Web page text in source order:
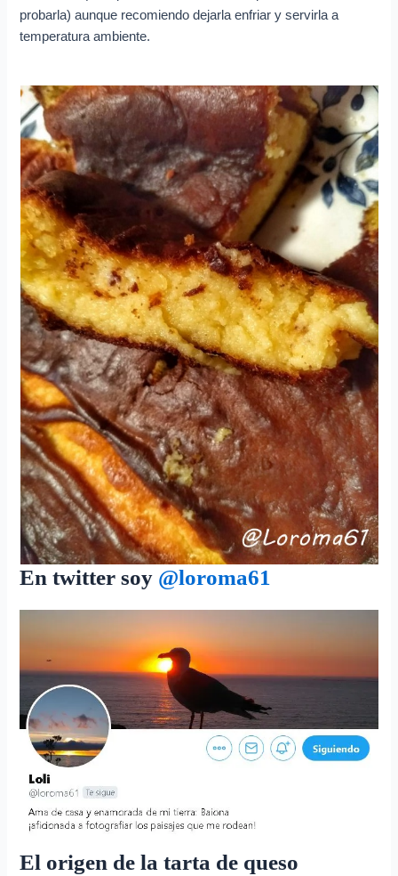
probarla) aunque recomiendo dejarla enfriar y servirla a
temperatura ambiente.
En twitter soy @loroma61
El origen de la tarta de queso